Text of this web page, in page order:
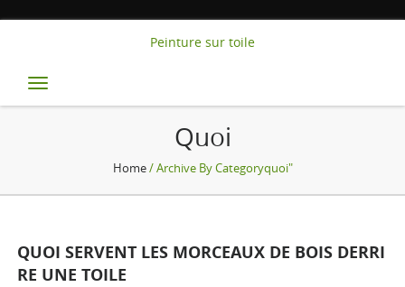
Peinture sur toile
Toggle
navigation
Quoi
Home/ Archive By Categoryquoi"
QUOI SERVENT LES MORCEAUX DE BOIS DERRI
RE UNE TOILE